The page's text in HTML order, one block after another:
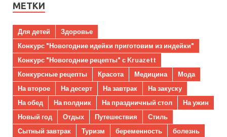
МЕТКИ
Для детей
Здоровье
Конкурс "Новогодние идейки приготовим из индейки"
Конкурс "Новогодние рецепты" с Kruazett
Конкурсные рецепты
Красота Медицина
Мода
На второе
На десерт На завтрак
На закуску
На обед
На полдник На праздничный стол
На ужин
Новый год
Отдых Путешествия
Стиль
Сытный завтрак
Туризм беременность
болезнь